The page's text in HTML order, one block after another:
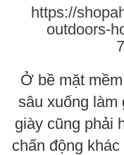
https://
outdoors-
Ở bề mặt
sâu xuống
giày cũng phải
chấn động